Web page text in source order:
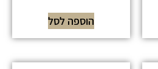
הוספה לסל